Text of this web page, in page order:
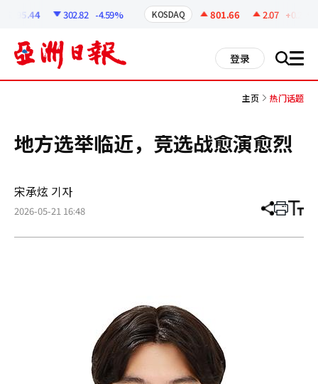
302.82 -4.59% KOSDAQ 801.66 2.07 +0.26%
登录 搜 all
主页 热门话题
地方选举临近，竞选战愈演愈烈
宋承炫 기자
2026-05-21 16:48 分
章
打 调
小